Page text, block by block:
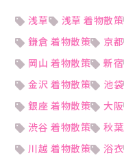
浅草 浅草 着物散策
鎌倉 着物散策
京都
岡山 着物散策
新宿
金沢 着物散策
池袋
銀座 着物散策
大阪
渋谷 着物散策
秋
川越 着物散策
浴衣